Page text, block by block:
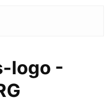
logo -